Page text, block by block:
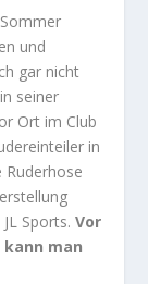
und
gar nicht
seiner
Ort im Club
in
JL Sports.Vor
man